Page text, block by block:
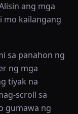
ang mga
mo kailangang
sa panahon ng
ng mga
tiyak na
scroll sa
gumawa ng